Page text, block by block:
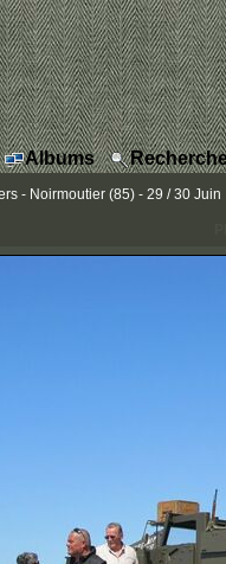
Albums
- Noirmoutier (85) - 29 / 30 Juin